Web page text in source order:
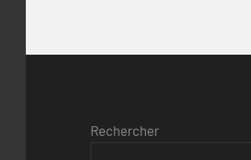
Rechercher